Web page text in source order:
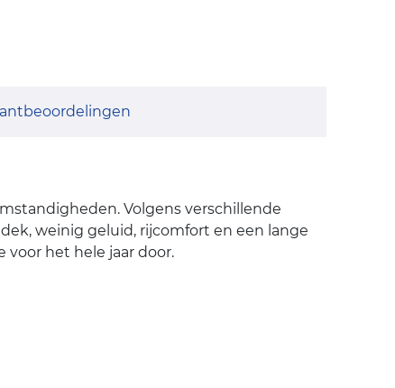
Volgens verschillende
weinig geluid, rijcomfort en een lange
het hele jaar door.